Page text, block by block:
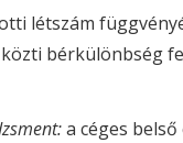
létszám
bérkülönbség
a céges